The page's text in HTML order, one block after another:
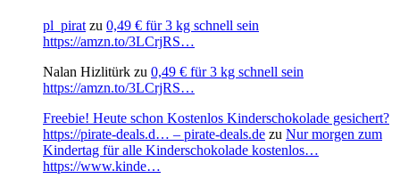
pl_pirat zu 0,49 € für 3 kg schnell sein
https://amzn.to/3LCrjRS…
Nalan Hizlitürk zu 0,49 € für 3 kg schnell sein
https://amzn.to/3LCrjRS…
Freebie! Heute schon Kostenlos Kinderschokolade gesichert?
https://pirate-deals.d… – pirate-deals.de zu Nur morgen zum
Kindertag für alle Kinderschokolade kostenlos…
https://www.kinde…